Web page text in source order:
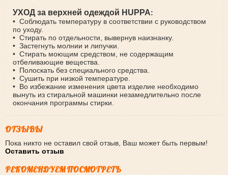
УХОД за верхней одеждой HUPPA:
• Соблюдать температуру в соответствии с руководством
по уходу.
• Стирать по отдельности, вывернув наизнанку.
• Застегнуть молнии и липучки.
• Стирать моющим средством, не содержащим
отбеливающие вещества.
• Полоскать без специального средства.
• Сушить при низкой температуре.
• Во избежание изменения цвета изделие необходимо
вынуть из стиральной машинки незамедлительно после
окончания программы стирки.
ОТЗЫВЫ
Пока никто не оставил свой отзыв, Ваш может быть первым!
Оставить отзыв
РЕКОМЕНДУЕМ ПОСМОТРЕТЬ